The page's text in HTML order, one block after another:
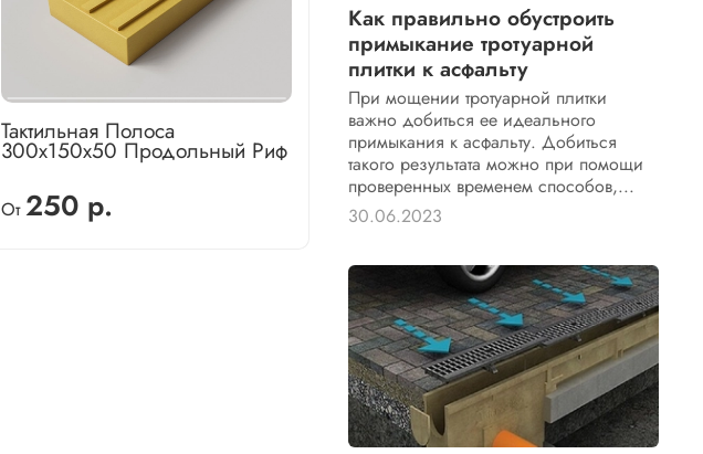
Тактильная Полоса
300х150х50 Продольный Риф
От 250 р.
Как правильно обустроить
примыкание тротуарной
плитки к асфальту
При мощении тротуарной плитки
важно добиться ее идеального
примыкания к асфальту. Добиться
такого результата можно при помощи
проверенных временем способов,...
30.06.2023